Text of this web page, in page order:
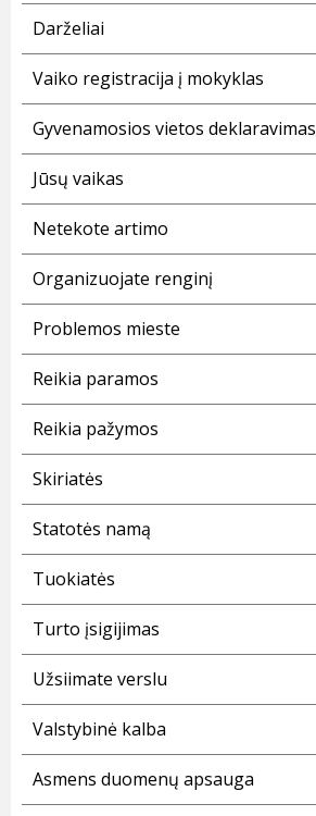
Darželiai
Vaiko registracija į mokyklas
Gyvenamosios vietos deklaravimas
Jūsų vaikas
Netekote artimo
Organizuojate renginį
Problemos mieste
Reikia paramos
Reikia pažymos
Skiriatės
Statotės namą
Tuokiatės
Turto įsigijimas
Užsiimate verslu
Valstybinė kalba
Asmens duomenų apsauga